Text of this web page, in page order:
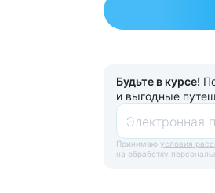
Будьте в курсе!
и выгодные
Электронная
Принимаю условия
на обработку